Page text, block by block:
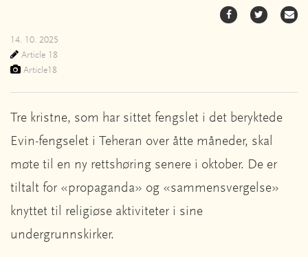
14. 10. 2025
Article 18
Article18
Tre kristne, som har sittet fengslet i det beryktede
Evin-fengselet i Teheran over åtte måneder, skal
møte til en ny rettshøring senere i oktober. De er
tiltalt for «propaganda» og «sammensvergelse»
knyttet til religiøse aktiviteter i sine
undergrunnskirker.